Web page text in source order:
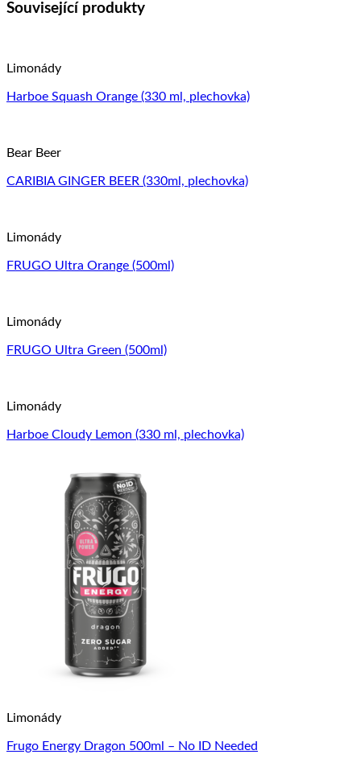
Související produkty
Limonády
Harboe Squash Orange (330 ml, plechovka)
Bear Beer
CARIBIA GINGER BEER (330ml, plechovka)
Limonády
FRUGO Ultra Orange (500ml)
Limonády
FRUGO Ultra Green (500ml)
Limonády
Harboe Cloudy Lemon (330 ml, plechovka)
Limonády
Frugo Energy Dragon 500ml – No ID Needed